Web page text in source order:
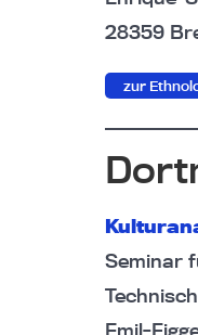
28359
zur
Seminar
Emil-